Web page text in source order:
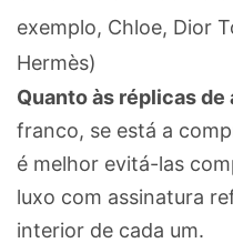
exemplo, Chloe, Dior
Hermès)
Quanto às réplicas de
franco, se está a
é melhor evitá-las
luxo com assinatura
interior de cada um.